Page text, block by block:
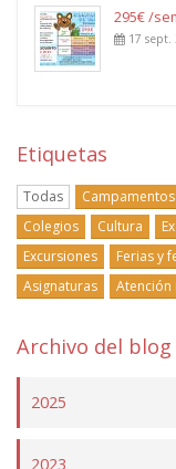
295€ /
17 sept.
Etiquetas
Todas Campamentos
Colegios
Cultura
Excursiones
Ferias y
Asignaturas
Atención
Archivo del blog
2025
2023